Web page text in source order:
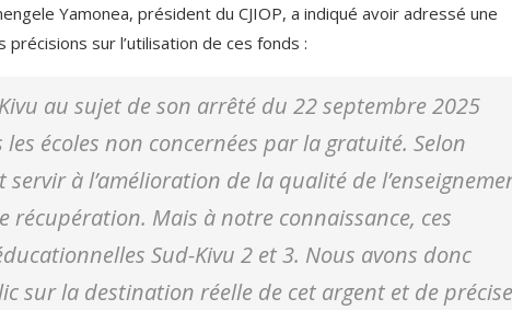
Yamonea, président du CJIOP, a indiqué avoir adressé une
sur l’utilisation de ces fonds :
au sujet de son arrêté du 22 septembre 2025
écoles non concernées par la gratuité. Selon
à l’amélioration de la qualité de
récupération. Mais ànotre connaissance, ces
Sud-Kivu 2 et 3. Nous avons donc
sur la destination réelle de cet argent et de